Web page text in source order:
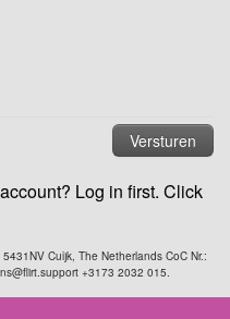
Log in first. Click
Cuijk, The Netherlands CoC Nr.:
+3173 2032 015.